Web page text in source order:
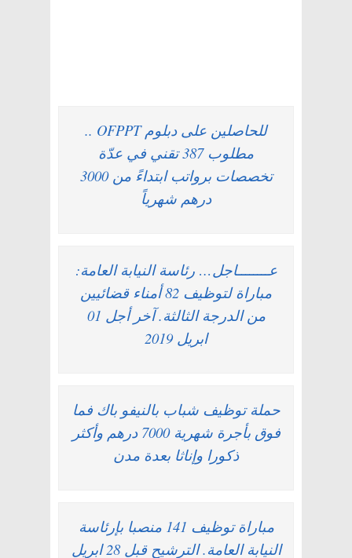
للحاصلين على دبلوم OFPPT ..
مطلوب 387 تقني في عدّة
تخصصات برواتب ابتداءً من 3000
درهم شهرياً
عــــــــاجل… رئاسة النيابة العامة:
مباراة لتوظيف 82 أمناء قضائيين
من الدرجة الثالثة. آخر أجل 01
ابريل 2019
حملة توظيف شباب بالنيفو باك فما
فوق بأجرة شهرية 7000 درهم وأكثر
ذكورا وإناثا بعدة مدن
مباراة توظيف 141 منصبا بإرئاسة
النيابة العامة. الترشيح قبل 28 ابريل